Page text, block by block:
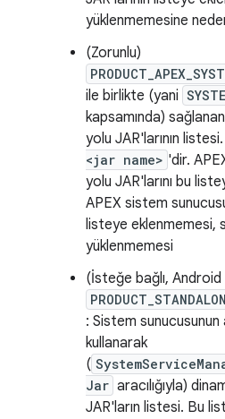
yüklenmemesine
(Zorunlu)
ile birlikte (yani
kapsamında)
yolu JAR'larının
<jar name> 'dir.
yolu JAR'larını bu
APEX sistem
listeye eklenmemesi,
yüklenmemesi
(İsteğe bağlı,
: Sistem sunucusunun
kullanarak
(
Jar aracılığıyla)
JAR'ların listesi. Bu